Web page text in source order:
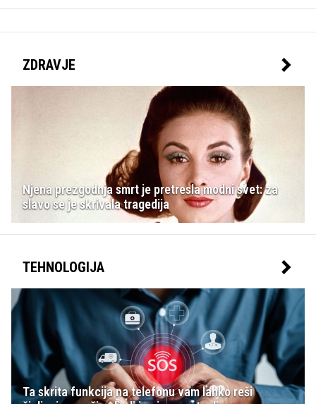
ZDRAVJE
Njena prezgodnja smrt je pretresla modni svet: za
slavo se je skrivala tragedija
TEHNOLOGIJA
Ta skrita funkcija na telefonu vam lahko reši